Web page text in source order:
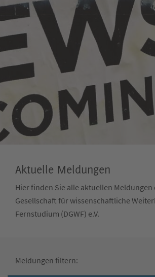
Aktuelle Meldungen
Hier finden Sie alle aktuellen Meldungen
Gesellschaft für wissenschaftliche
Fernstudium (DGWF) e.V.
Meldungen filtern: